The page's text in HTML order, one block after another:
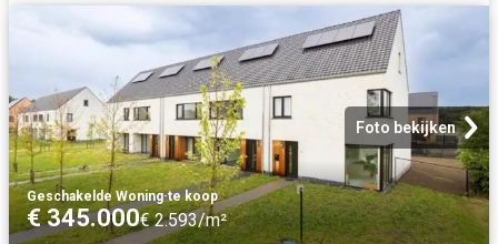
Foto bekijken
Geschakelde Woning·te koop
€ 345.000€ 2.593/m²